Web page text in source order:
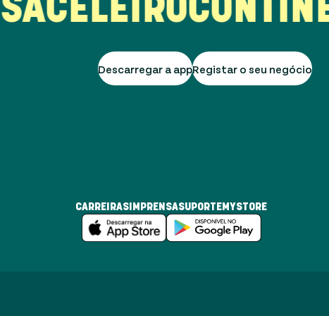
CELEIRO
Descarregar a appRegistar o seu negócio
CARREIRAS IMPRENSASUPORTE MYSTORE